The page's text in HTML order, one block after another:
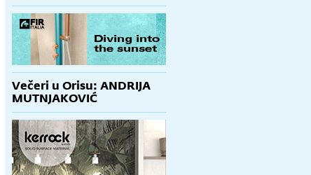
Večeri u Orisu: ANDRIJA
MUTNJAKOVIĆ